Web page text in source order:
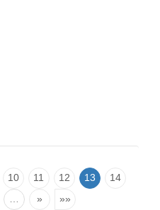
10 11 12 13
14
» »»